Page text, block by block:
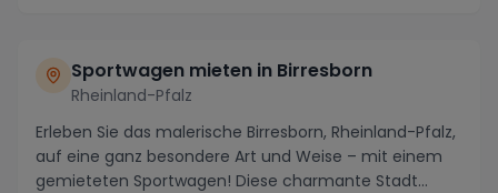
Sportwagen mieten in Birresborn
Rheinland-Pfalz
Erleben Sie das malerische Birresborn, Rheinland-Pfalz,
auf eine ganz besondere Art und Weise – mit einem
gemieteten Sportwagen! Diese charmante Stadt...